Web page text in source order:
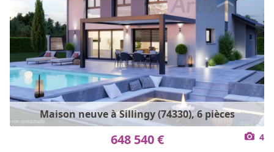
Maison neuve à Sillingy (74330), 6 pièces
648 540 € 4